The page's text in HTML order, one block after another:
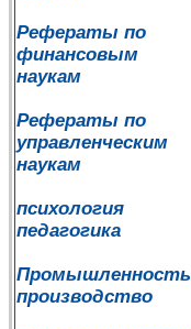
Рефераты по
финансовым
наукам
Рефераты по
управленческим
наукам
психология
педагогика
Промышленность
производство